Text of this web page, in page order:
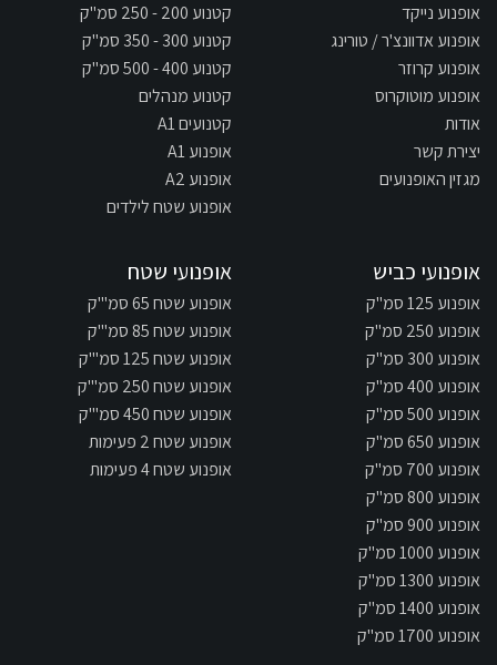
אופנוע נייקד
אופנוע אדוונצ'ר / טורינג
אופנוע קרוזר
אופנוע מוטוקרוס
אודות
יצירת קשר
מגזין האופנועים
קטנוע 200 - 250 סמ"ק
קטנוע 300 - 350 סמ"ק
קטנוע 400 - 500 סמ"ק
קטנוע מנהלים
קטנועים A1
אופנוע A1
אופנוע A2
אופנוע שטח לילדים
אופנועי כביש
אופנוע 125 סמ"ק
אופנוע 250 סמ"ק
אופנוע 300 סמ"ק
אופנוע 400 סמ"ק
אופנוע 500 סמ"ק
אופנוע 650 סמ"ק
אופנוע 700 סמ"ק
אופנוע 800 סמ"ק
אופנוע 900 סמ"ק
אופנוע 1000 סמ"ק
אופנוע 1300 סמ"ק
אופנוע 1400 סמ"ק
אופנוע 1700 סמ"ק
אופנועי שטח
אופנוע שטח 65 סמ"'ק
אופנוע שטח 85 סמ"'ק
אופנוע שטח 125 סמ"'ק
אופנוע שטח 250 סמ"'ק
אופנוע שטח 450 סמ"'ק
אופנוע שטח 2 פעימות
אופנוע שטח 4 פעימות